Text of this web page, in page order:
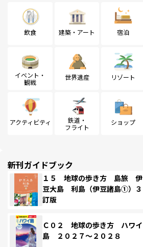
飲食 建築・アート 宿泊
イベント・
観戦
世界遺産 リゾート
アクティビティ
鉄道・
フライト
ショップ
新刊ガイドブック
１５ 地球の歩き方 島旅 伊
豆大島 利島（伊豆諸島①）３
訂版
Ｃ０２ 地球の歩き方 ハワイ
島 ２０２７～２０２８